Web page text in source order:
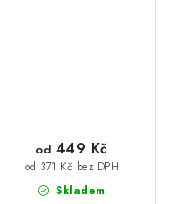
Skladem
od 371 Kč bez DPH
od 449 Kč